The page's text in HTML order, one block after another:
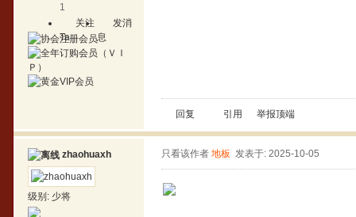
1
关注
Ta
发消
息
回复 引用 举报顶端
zhaohuaxh
级别: 少将
只看该作者 地板 发表于: 2025-10-05